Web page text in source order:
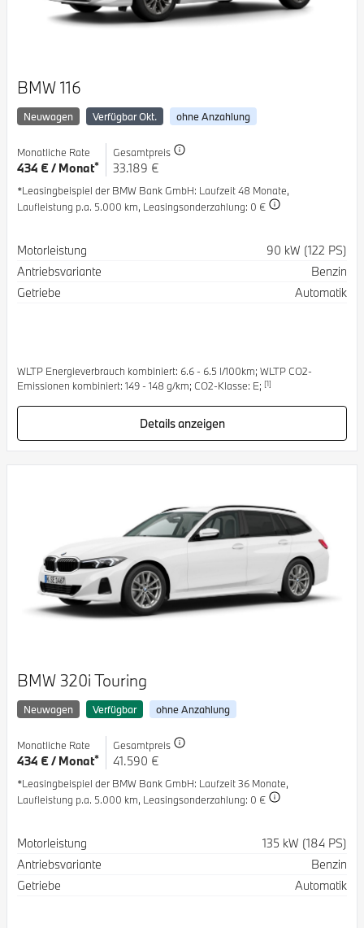
BMW 116
Neuwagen Verfügbar Okt. ohne Anzahlung
Monatliche Rate
434 € / Monat*
Gesamtpreis
33.189 €
*Leasingbeispiel der BMW Bank GmbH: Laufzeit 48 Monate,
Laufleistung p.a. 5.000 km, Leasingsonderzahlung: 0 €
Spezifikation
Motorleistung
90 kW (122 PS)
Antriebsvariante
Benzin
Getriebe
Automatik
WLTP Energieverbrauch kombiniert: 6.6 - 6.5 l/100km; WLTP CO2-
Emissionen kombiniert: 149 - 148 g/km; CO2-Klasse: E; [1]
Details anzeigen
BMW 320i Touring
Neuwagen Verfügbar ohne Anzahlung
Monatliche Rate
434 € / Monat*
Gesamtpreis
41.590 €
*Leasingbeispiel der BMW Bank GmbH: Laufzeit 36 Monate,
Laufleistung p.a. 5.000 km, Leasingsonderzahlung: 0 €
Spezifikation
Motorleistung
135 kW (184 PS)
Antriebsvariante
Benzin
Getriebe
Automatik